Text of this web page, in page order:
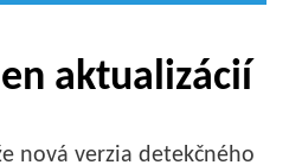
aktualizácií
nová verzia detekčného